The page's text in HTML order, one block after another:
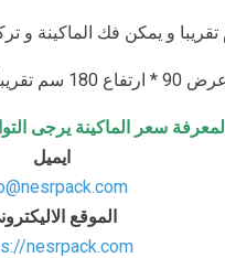
لمعرفة سعر الماكينة يرجى
ايميل
الموقع
nesrpack.com